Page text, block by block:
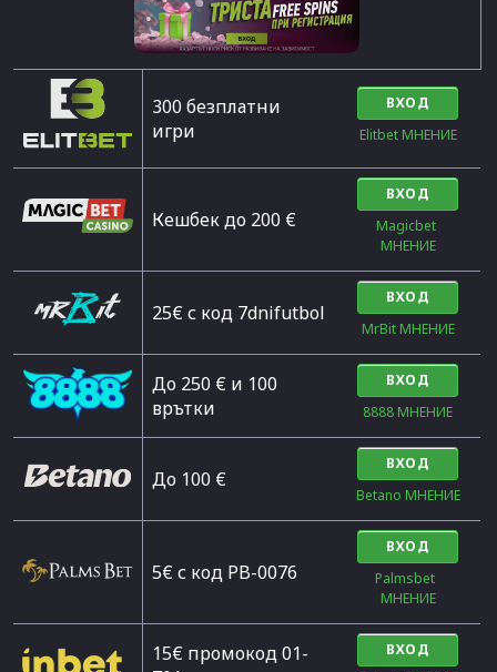
300 безплатни
игри
ВХОД
Elitbet МНЕНИЕ
Кешбек до 200 €
ВХОД
Magicbet
МНЕНИЕ
25€ с код 7dnifutbol
ВХОД
MrBit МНЕНИЕ
До 250 € и 100
врътки
ВХОД
8888 МНЕНИЕ
Дo 100 €
ВХОД
Betano МНЕНИЕ
5€ с код PB-0076
ВХОД
Palmsbet
МНЕНИЕ
15€ промокод 01-
ВХОД